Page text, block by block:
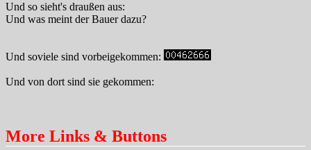
Und so sieht's draußen aus:
Und was meint der Bauer dazu?
Und soviele sind vorbeigekommen:
Und von dort sind sie gekommen:
More Links & Buttons